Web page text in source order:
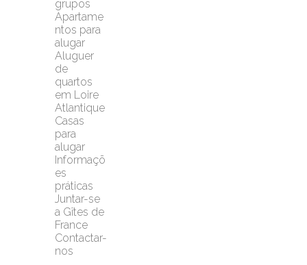
grupos
Apartame
ntos para
alugar
Aluguer
de
quartos
em Loire
Atlantique
Casas
para
alugar
Informaçõ
es
práticas
Juntar-se
a Gîtes de
France
Contactar-
nos